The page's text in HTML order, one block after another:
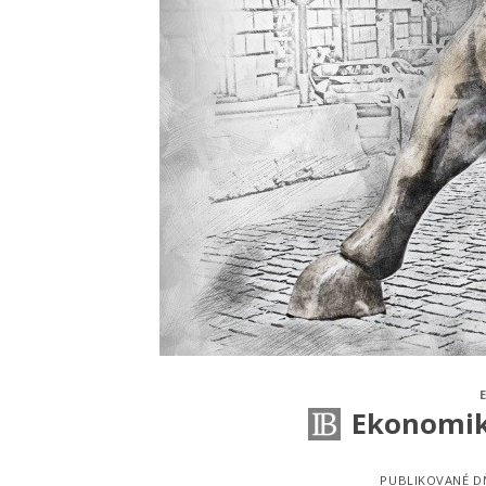
PUBLIKOVANÉ